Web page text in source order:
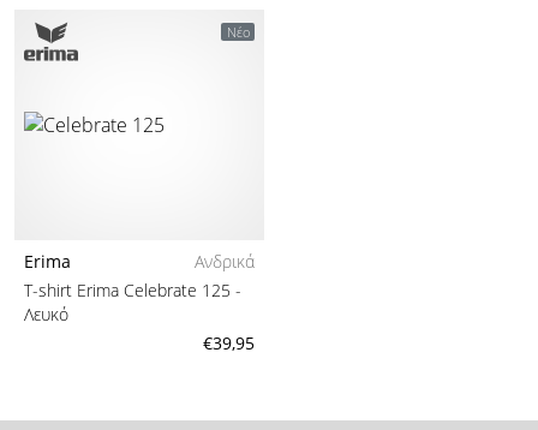
Νέο
Erima
Ανδρικά
T-shirt Erima Celebrate 125 -
Λευκό
€39,95